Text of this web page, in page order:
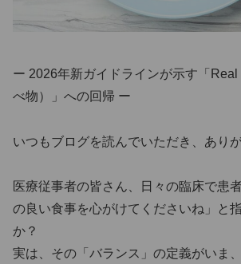
ー 2026年新ガイドラインが示す「
べ物）」への回帰 ー
いつもブログを読んでいただき、あり
医療従事者の皆さん、日々の臨床で患
の良い食事を心がけてくださいね」と
か？
実は、その「バランス」の定義がいま